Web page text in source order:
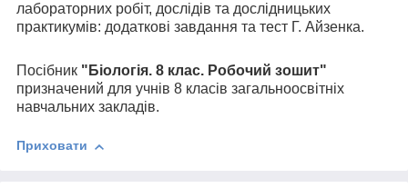
лабораторних робіт, дослідів та дослідницьких
практикумів: додаткові завдання та тест Г. Айзенка.
Посібник "Біологія. 8 клас. Робочий зошит"
призначений для учнів 8 класів загальноосвітніх
навчальних закладів.
Приховати